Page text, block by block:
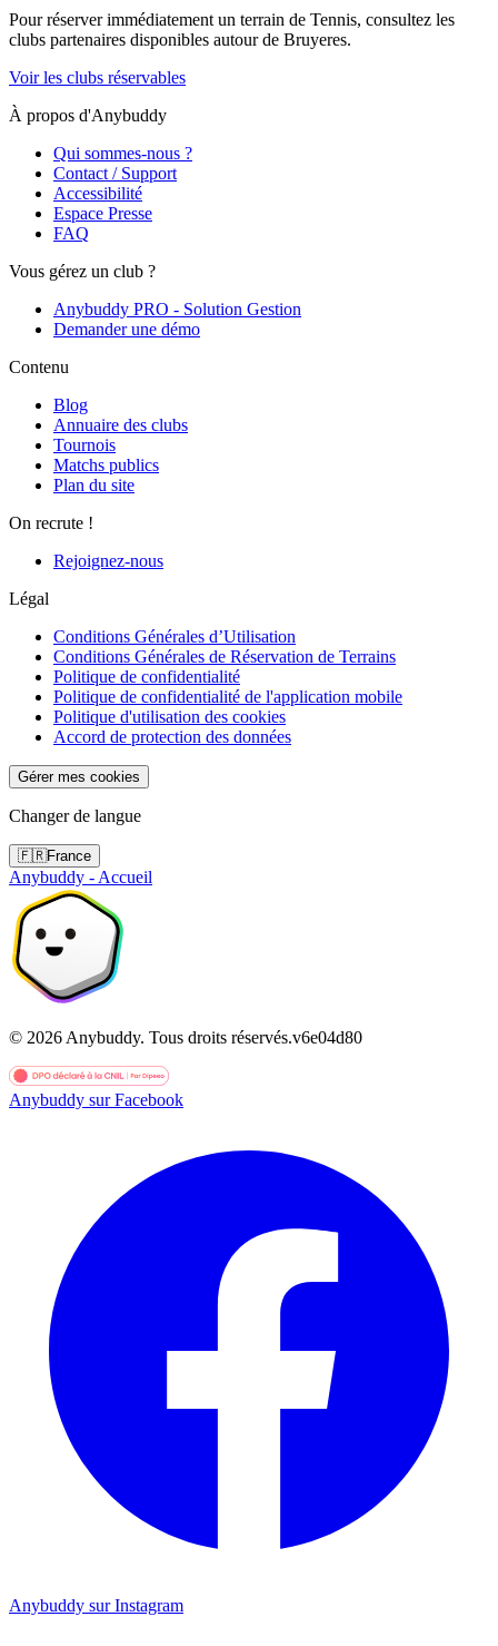
Pour réserver immédiatement un terrain de Tennis, consultez les
clubs partenaires disponibles autour de Bruyeres.
Voir les clubs réservables
À propos d'Anybuddy
Qui sommes-nous ?
Contact / Support
Accessibilité
Espace Presse
FAQ
Vous gérez un club ?
Anybuddy PRO - Solution Gestion
Demander une démo
Contenu
Blog
Annuaire des clubs
Tournois
Matchs publics
Plan du site
On recrute !
Rejoignez-nous
Légal
Conditions Générales d’Utilisation
Conditions Générales de Réservation de Terrains
Politique de confidentialité
Politique de confidentialité de l'application mobile
Politique d'utilisation des cookies
Accord de protection des données
Gérer mes cookies
Changer de langue
🇫🇷France
Anybuddy - Accueil
© 2026 Anybuddy. Tous droits réservés.v6e04d80
Anybuddy sur Facebook
Anybuddy sur Instagram